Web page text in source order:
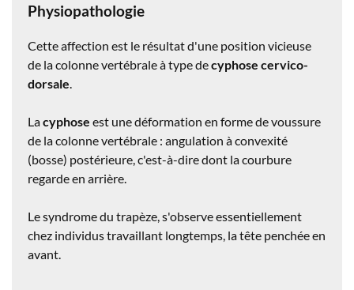
Physiopathologie
Cette affection est le résultat d'une position vicieuse
de la colonne vertébrale à type decyphose cervico-
dorsale.
Lacyphose est une déformation en forme de voussure
de la colonne vertébrale : angulation à convexité
(bosse) postérieure, c'est-à-dire dont la courbure
regarde en arrière.
Le syndrome du trapèze, s'observe essentiellement
chez individus travaillant longtemps, la tête penchée en
avant.